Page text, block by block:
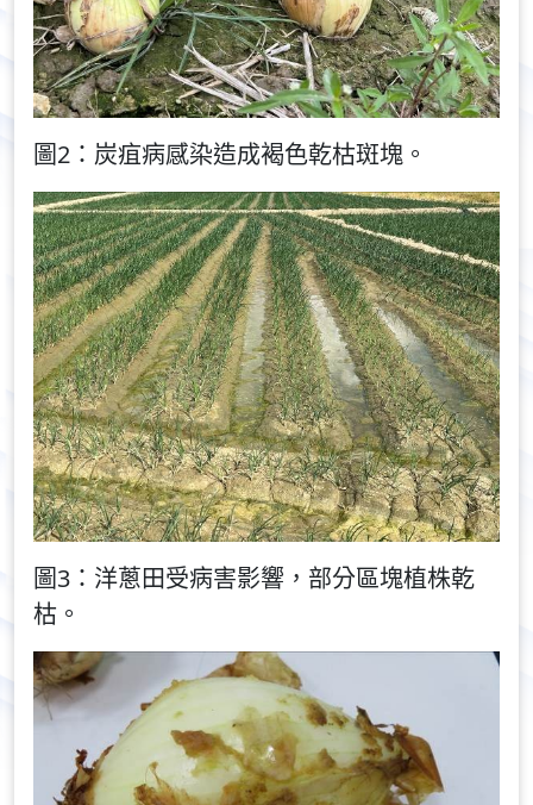
圖2：炭疽病感染造成褐色乾枯斑塊。
圖3：洋蔥田受病害影響，部分區塊植株乾
枯。